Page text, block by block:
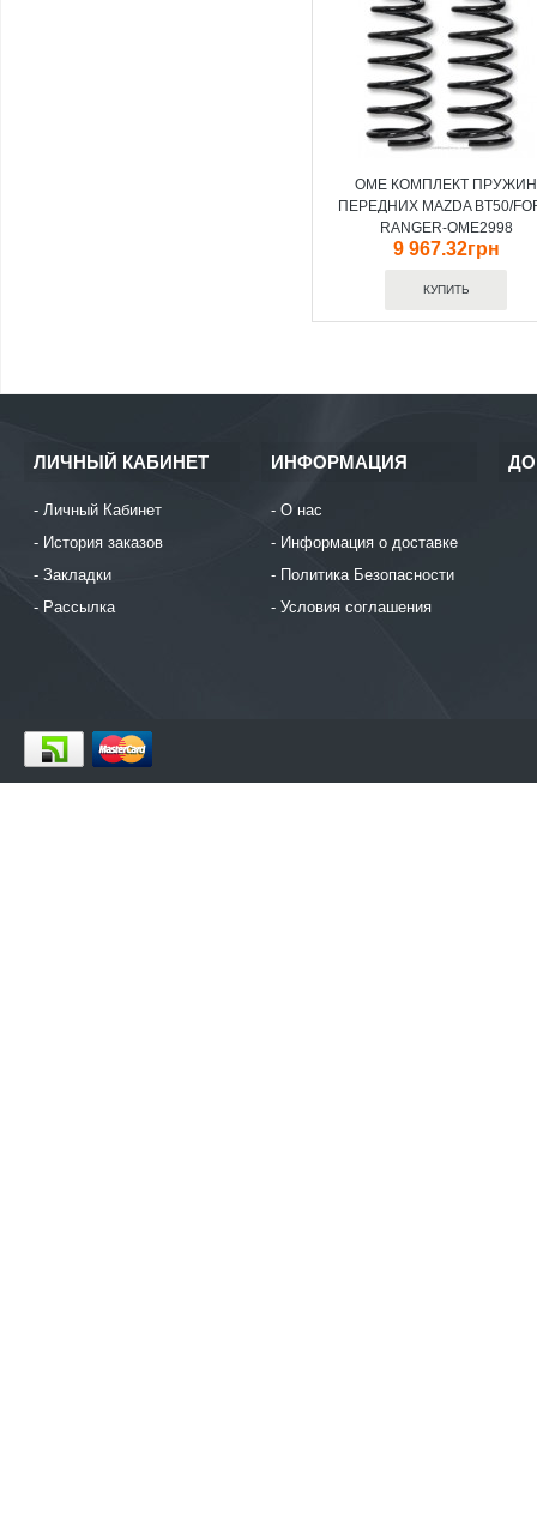
OME КОМПЛЕКТ ПРУЖИН
ПЕРЕДНИХ MAZDA BT50/
RANGER-OME2998
9 967.32грн
ЛИЧНЫЙ КАБИНЕТ
Личный Кабинет
История заказов
Закладки
Рассылка
ИНФОРМАЦИЯ
О нас
Информация о доставке
Политика Безопасности
Условия соглашения